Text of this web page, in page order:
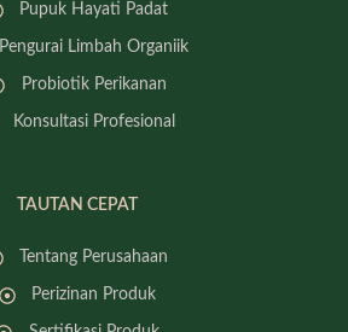
Pupuk Hayati Padat
Pengurai Limbah Organiik
Probiotik Perikanan
Konsultasi Profesional
TAUTAN CEPAT
Tentang Perusahaan
Perizinan Produk